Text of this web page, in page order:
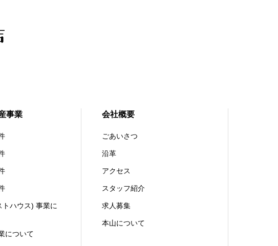
事業
ハウス) 事業に
について
会社概要
ごあいさつ
沿革
アクセス
スタッフ紹介
求人募集
本山について